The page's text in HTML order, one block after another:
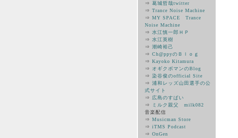
⇒ 葛城哲哉twitter
⇒ Trance Noise Machine
⇒ MY SPACE Trance
Noise Machine
⇒ 水江慎一郎ＨＰ
⇒ 水江英樹
⇒ 潮崎裕己
⇒ Ch@ppyのＢｌｏｇ
⇒ Kayoko Kitamura
⇒ オギクボマンのBlog
⇒ 染谷俊のofficial Site
⇒ 浦和レッズ山田選手の公
式サイト
⇒ 広島のすぱい
⇒
ミルク親父 milk082
音楽配信
⇒ Musicman Store
⇒ iTMS Podcast
⇒ OnGen